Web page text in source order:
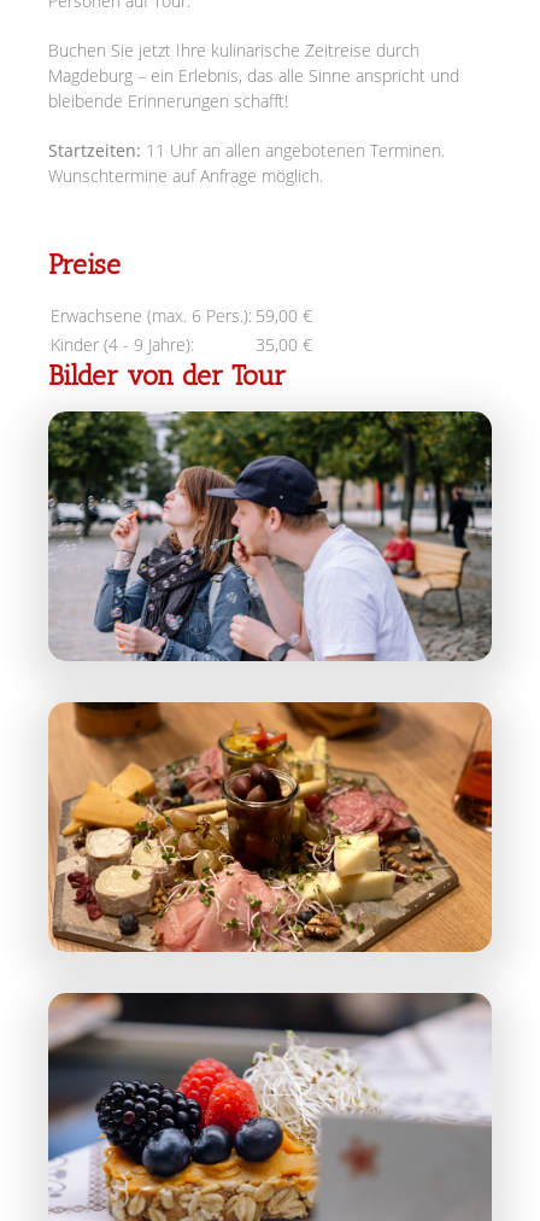
Buchen Sie jetzt Ihre kulinarische Zeitreise durch
Magdeburg – ein Erlebnis, das alle Sinne anspricht und
bleibende Erinnerungen schafft!
Startzeiten: 11 Uhr an allen angebotenen Terminen.
Wunschtermine auf Anfrage möglich.
Preise
Erwachsene (max. 6 Pers.): 59,00 €
Kinder (4 - 9 Jahre):
35,00 €
Bilder von der Tour